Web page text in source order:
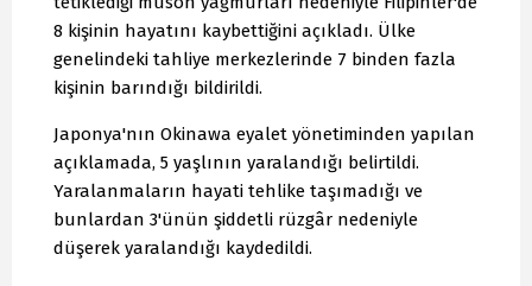
8 kişinin hayatını kaybettiğini açıkladı. Ülke
genelindeki tahliye merkezlerinde 7 binden fazla
kişinin barındığı bildirildi.
Japonya'nın Okinawa eyalet yönetiminden yapılan
açıklamada, 5 yaşlının yaralandığı belirtildi.
Yaralanmaların hayati tehlike taşımadığı ve
bunlardan 3'ünün şiddetli rüzgâr nedeniyle
düşerek yaralandığı kaydedildi.